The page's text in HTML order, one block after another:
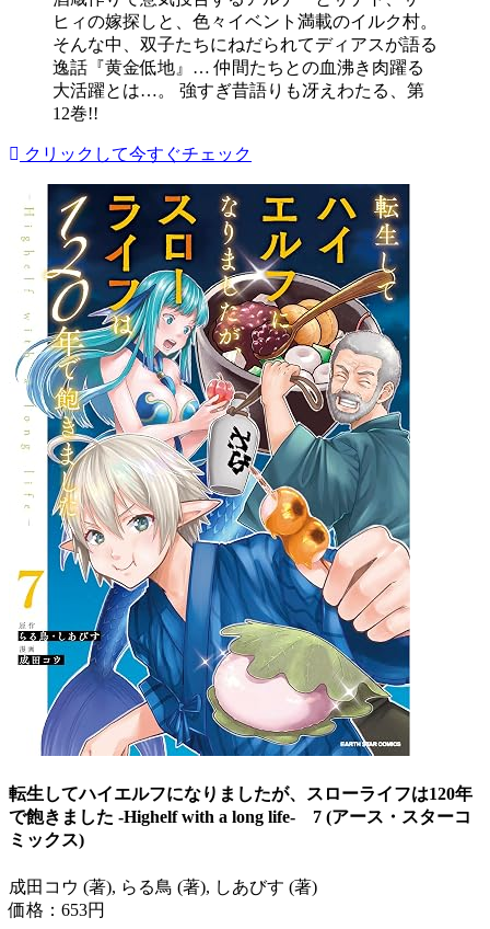
ヒィの嫁探しと、色々イベント満載のイルク村。
そんな中、双子たちにねだられてディアスが語る
逸話『黄金低地』… 仲間たちとの血沸き肉躍る
大活躍とは…。 強すぎ昔語りも冴えわたる、第
12巻!!
クリックして今すぐチェック
転生してハイエルフになりましたが、スローライフは120年
で飽きました -Highelf with a long life- 7 (アース・スターコ
ミックス)
成田コウ (著), らる鳥 (著), しあびす (著)
価格：653円